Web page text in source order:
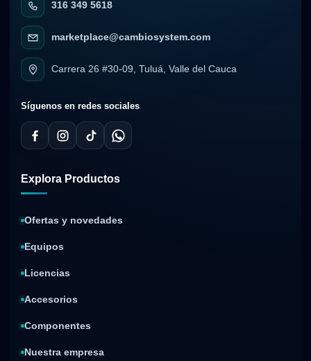
316 349 5618
marketplace@cambiosystem.com
Carrera 26 #30-09, Tuluá, Valle del Cauca
Síguenos en redes sociales
Explora Productos
Ofertas y novedades
Equipos
Licencias
Accesorios
Componentes
Nuestra empresa